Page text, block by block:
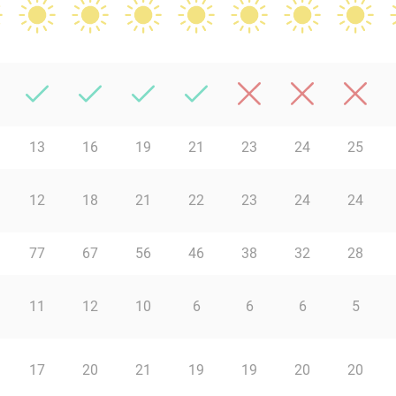
13 16 19 21 23 24 25
12 18 21 22 23 24 24
77 67 56 46 38 32 28
11 12 10 6 6 6 5
17 20 21 19 19 20 20